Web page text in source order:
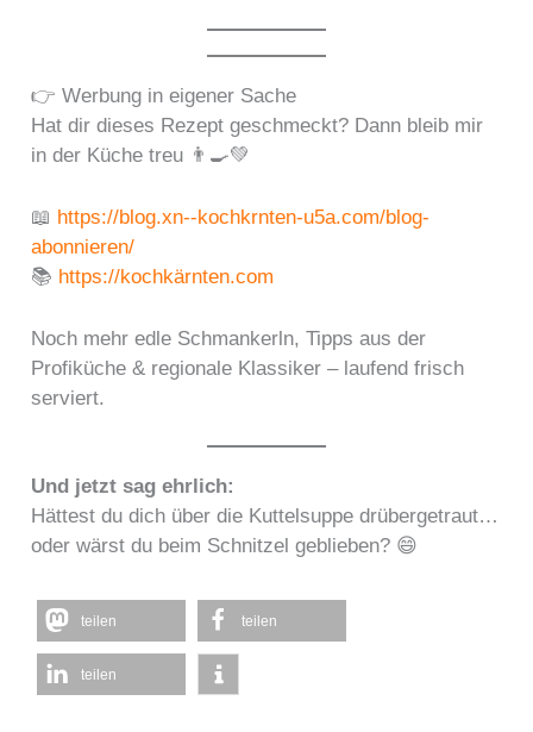
👉 Werbung in eigener Sache
Hat dir dieses Rezept geschmeckt? Dann bleib mir
in der Küche treu 👨‍🍳💚
📖 https://blog.xn--kochkrnten-u5a.com/blog-
abonnieren/
📚 https://kochkärnten.com
Noch mehr edle Schmankerln, Tipps aus der
Profiküche & regionale Klassiker – laufend frisch
serviert.
Und jetzt sag ehrlich:
Hättest du dich über die Kuttelsuppe drübergetraut…
oder wärst du beim Schnitzel geblieben? 😄
teilen teilen
teilen